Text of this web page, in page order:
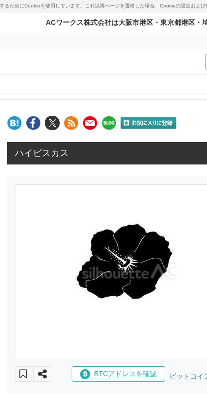
るためにCookieを使用しています。これ以降ページを遷移した場合、Cookieの設定およ
ACワークス株式会社は大阪市港区・東京都港区・
ハイビスカス
BTCアドレスを確認 ビットコイ